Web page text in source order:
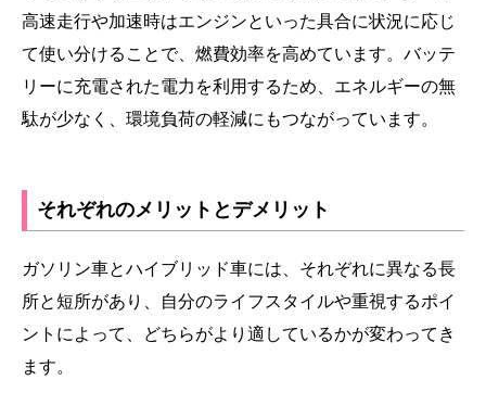
高速走行や加速時はエンジンといった具合に状況に応じ
て使い分けることで、燃費効率を高めています。バッテ
リーに充電された電力を利用するため、エネルギーの無
駄が少なく、環境負荷の軽減にもつながっています。
それぞれのメリットとデメリット
ガソリン車とハイブリッド車には、それぞれに異なる長
所と短所があり、自分のライフスタイルや重視するポイ
ントによって、どちらがより適しているかが変わってき
ます。